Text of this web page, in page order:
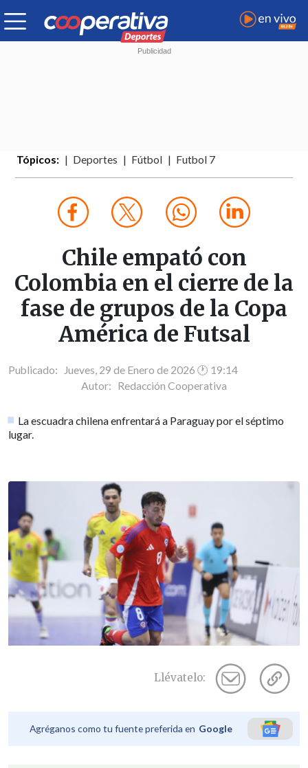
Tópicos: Deportes Fútbol Futbol 7
Chile empató con
Colombia en el cierre de la
fase de grupos de la Copa
América de Futsal
Publicado: Jueves, 29 de Enero de 2026 🕐 19:14
Autor: Redacción Cooperativa
La escuadra chilena enfrentará a Paraguay por el séptimo
lugar.
Llévatelo:
Agréganos como tu fuente preferida en Google